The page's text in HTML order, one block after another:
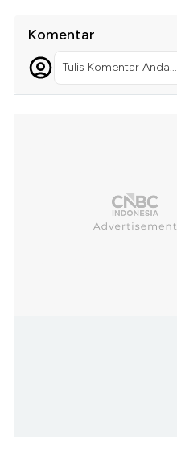
Komentar
Tulis Komentar Anda...